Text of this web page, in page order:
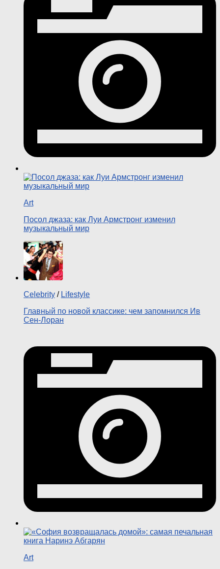
Art
Посол джаза: как Луи Армстронг изменил
музыкальный мир
Celebrity / Lifestyle
Главный по новой классике: чем запомнился Ив
Сен-Лоран
Art